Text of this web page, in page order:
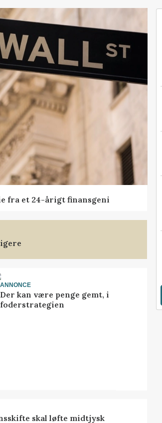
fra et 24-årigt finansgeni
ANNONCE
Der kan være penge gemt, i
foderstrategien
skal løfte midtjysk